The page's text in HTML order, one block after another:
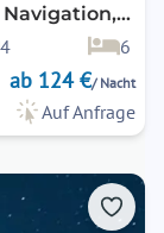
4
6
ab 124 €/ Nacht
Auf Anfrage